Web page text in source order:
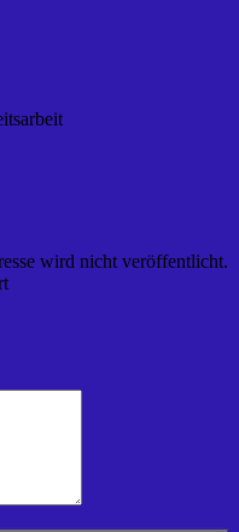
wird nicht veröffentlicht.